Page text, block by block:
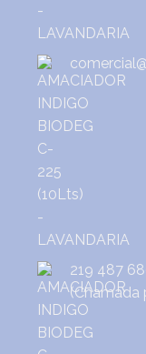
219 487
(Chamada